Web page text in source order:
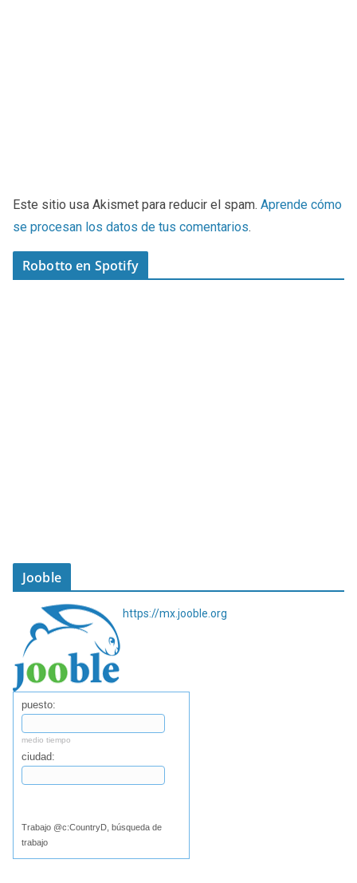
Este sitio usa Akismet para reducir el spam. Aprende cómo
se procesan los datos de tus comentarios.
Robotto en Spotify
Jooble
https://mx.jooble.org
puesto:
medio tiempo
ciudad:
Trabajo @c:CountryD, búsqueda de
trabajo